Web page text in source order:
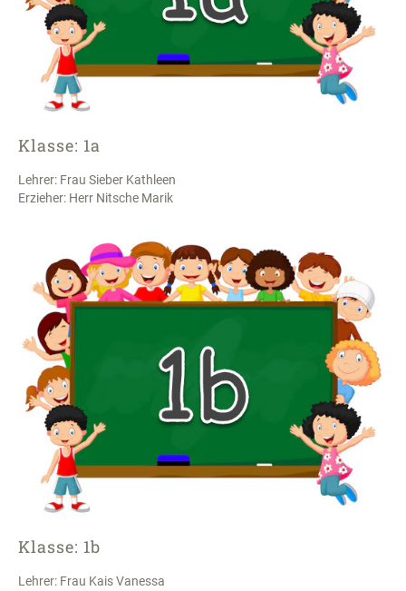
Klasse: 1a
Lehrer: Frau Sieber Kathleen
Erzieher: Herr Nitsche Marik
Klasse: 1b
Lehrer: Frau Kais Vanessa